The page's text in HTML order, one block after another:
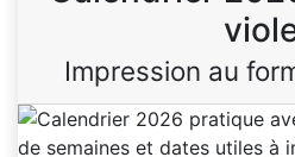
Impression au